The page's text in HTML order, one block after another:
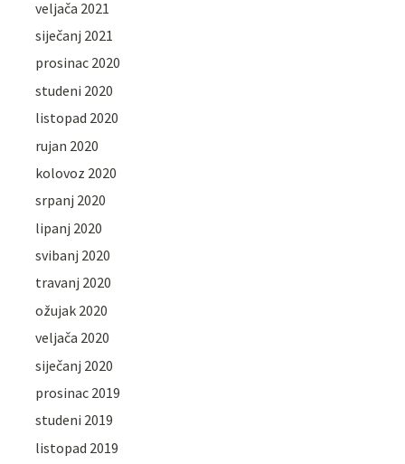
veljača 2021
siječanj 2021
prosinac 2020
studeni 2020
listopad 2020
rujan 2020
kolovoz 2020
srpanj 2020
lipanj 2020
svibanj 2020
travanj 2020
ožujak 2020
veljača 2020
siječanj 2020
prosinac 2019
studeni 2019
listopad 2019